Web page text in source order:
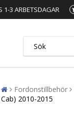
1-3 ARBETSDAGAR
Fordonstillbehör
Cab) 2010-2015